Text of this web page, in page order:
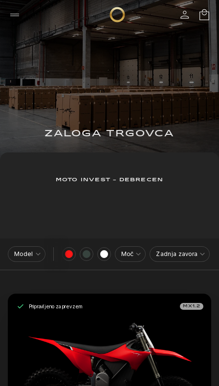
ZALOGA TRGOVCA
MOTO INVEST - DEBRECEN
Model Moč Zadnja zavora
Pripravljeno za prevzem MX1.2